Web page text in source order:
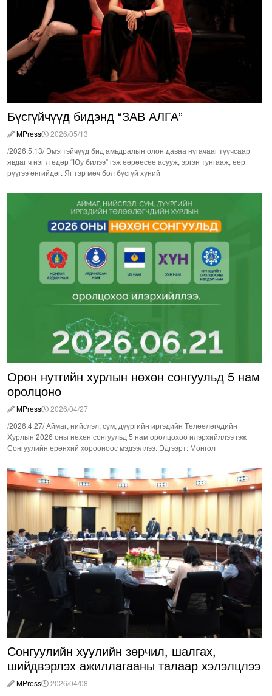
Бүсгүйчүүд бидэнд “ЗАВ АЛГА”
MPress
2026/05/13
/2026.5.13/ Эмэгтэйчүүд бид амьдралын олон даваа нугачааг туучсаар
явдаг ч нэг л өдөр “Юу билээ” гэж өөрөөсөө асууж, эргэн тунгааж, өөр
рүүгээ өнгийдөг. Яг тэр мөч бол бүсгүй хүний
Орон нутгийн хурлын нөхөн сонгуульд 5 нам
оролцоно
MPress
2026/04/27
/2026.4.27/ Аймаг, нийслэл, сум, дүүргийн иргэдийн Төлөөлөгчдийн
Хурлын 2026 оны нөхөн сонгуульд 5 нам оролцохоо илэрхийллээ гэж
Сонгуулийн ерөнхий хорооноос мэдээллээ. Эдгээрт: Монгол
Сонгуулийн хуулийн зөрчил, шалгах,
шийдвэрлэх ажиллагааны талаар хэлэлцлээ
MPress
2026/04/08